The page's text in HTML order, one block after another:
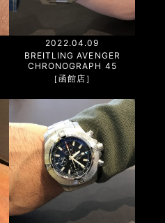
2022.04.09
BREITLING AVENGER
CHRONOGRAPH 45
［函館店］